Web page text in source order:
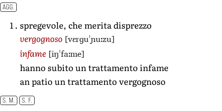
AGG.
spregevole, che merita disprezzo
vergognoso [vɛrɡuˈɲuːzu]
infame [iŋˈfaːme]
hanno subito un trattamento infame
an patio un trattamento vergognoso
S. M. S. F.